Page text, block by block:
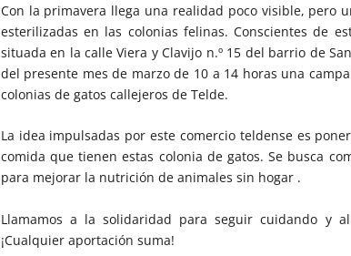
Con la primavera llega una realidad poco visible, pero
esterilizadas en las colonias felinas. Conscientes de
situada en la calle Viera y Clavijo n.º 15 del barrio de
del presente mes de marzo de 10 a 14 horas una
colonias de gatos callejeros de Telde.
La idea impulsadas por este comercio teldense es
comida que tienen estas colonia de gatos. Se busca
para mejorar la nutrición de animales sin hogar .
Llamamos a la solidaridad para seguir cuidando y
¡Cualquier aportación suma!